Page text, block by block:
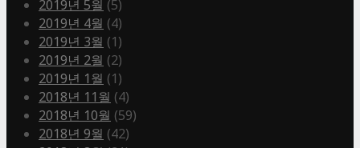
2019년 5월 (5)
2019년 4월 (4)
2019년 3월 (1)
2019년 2월 (2)
2019년 1월 (1)
2018년 11월 (4)
2018년 10월 (59)
2018년 9월 (42)